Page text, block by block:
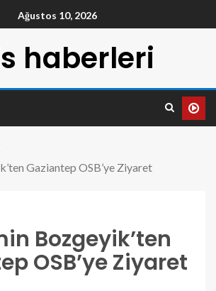
Ağustos 10, 2026
haberleri
Gaziantep OSB’ye Ziyaret
Bozgeyik’ten
OSB’ye Ziyaret